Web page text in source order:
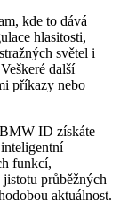
kde to dává
hlasitosti,
světel i
další
příkazy nebo
ID získáte
funkcí,
průběžných
aktuálnost.